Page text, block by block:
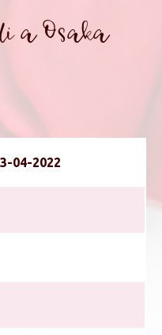
a Osaka
04-2022